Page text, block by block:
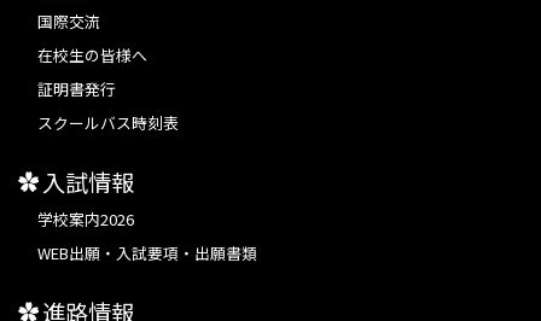
国際交流
在校生の皆様へ
証明書発行
スクールバス時刻表
入試情報
学校案内2026
WEB出願・入試要項・出願書類
進路情報